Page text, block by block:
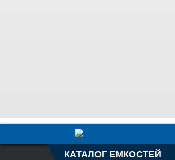
КАТАЛОГ ЕМКОСТЕЙ